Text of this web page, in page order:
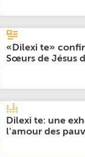
«Dilexi te»
Sœurs de Jésus
Dilexi te: une
l'amour des